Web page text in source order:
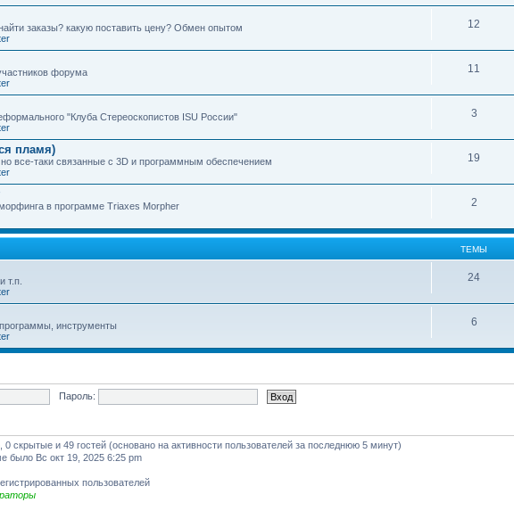
заказы? какую поставить цену? Обмен опытом
12
форума
11
"Клуба Стереоскопистов ISU России"
3
пламя)
все-таки связанные с 3D и программным обеспечением
19
в программе Triaxes Morpher
2
ТЕМЫ
т.п.
24
инструменты
6
Пароль:
0 скрытые и 49 гостей (основано на активности пользователей за последнюю 5 минут)
было Вс окт 19, 2025 6:25 pm
пользователей